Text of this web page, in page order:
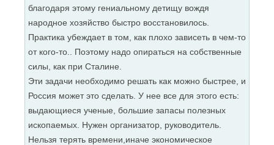
благодаря этому гениальному детищу вождя
народное хозяйство быстро восстановилось.
Практика убеждает в том, как плохо зависеть в чем-то
от кого-то.. Поэтому надо опираться на собственные
силы, как при Сталине.
Эти задачи необходимо решать как можно быстрее, и
Россия может это сделать. У нее все для этого есть:
выдающиеся ученые, большие запасы полезных
ископаемых. Нужен организатор, руководитель.
Нельзя терять времени,иначе экономическое